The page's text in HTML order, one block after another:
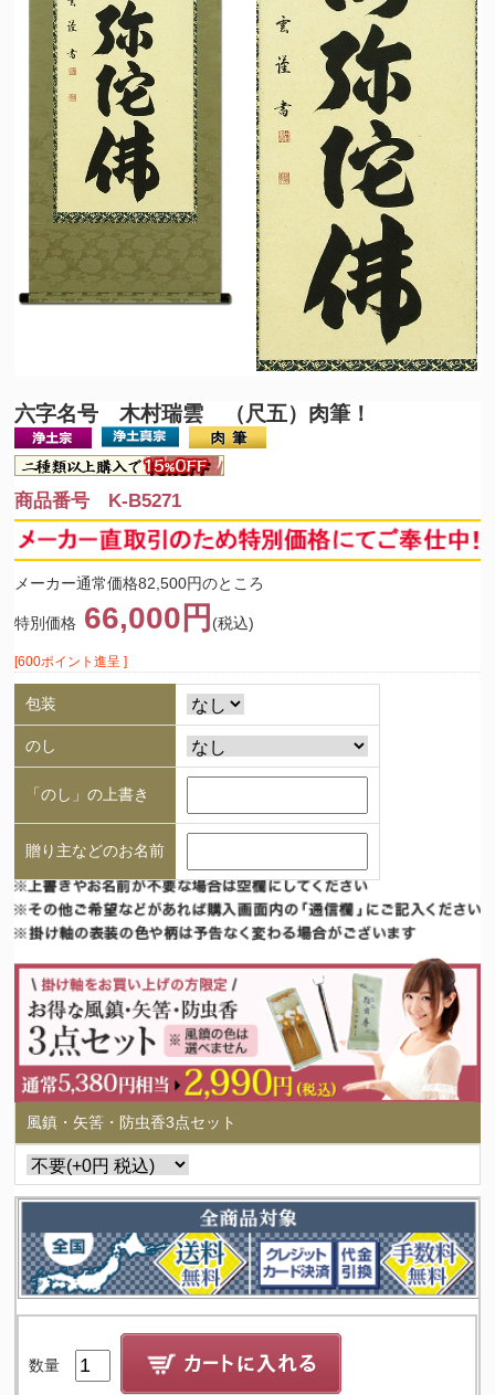
六字名号 木村瑞雲 （尺五）肉筆！
商品番号 K-B5271
メーカー通常価格82,500円のところ
特別価格 66,000円 (税込)
[600ポイント進呈 ]
包装
のし
「のし」の上書き
贈り主などのお名前
風鎮・矢筈・防虫香3点セット
数量